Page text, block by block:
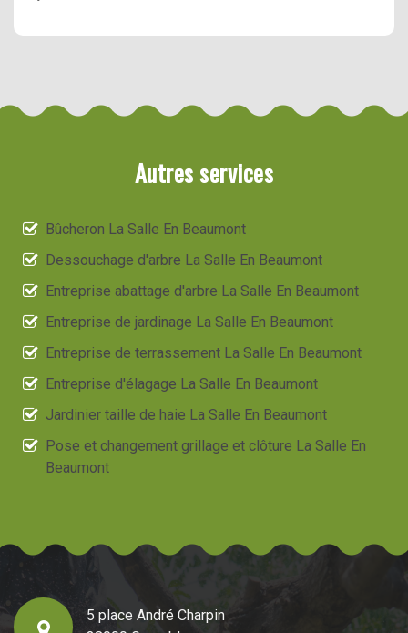
Autres services
Bûcheron La Salle En Beaumont
Dessouchage d'arbre La Salle En Beaumont
Entreprise abattage d'arbre La Salle En Beaumont
Entreprise de jardinage La Salle En Beaumont
Entreprise de terrassement La Salle En Beaumont
Entreprise d'élagage La Salle En Beaumont
Jardinier taille de haie La Salle En Beaumont
Pose et changement grillage et clôture La Salle En
Beaumont
5 place André Charpin